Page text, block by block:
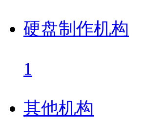
硬盘制作机构
1
其他机构